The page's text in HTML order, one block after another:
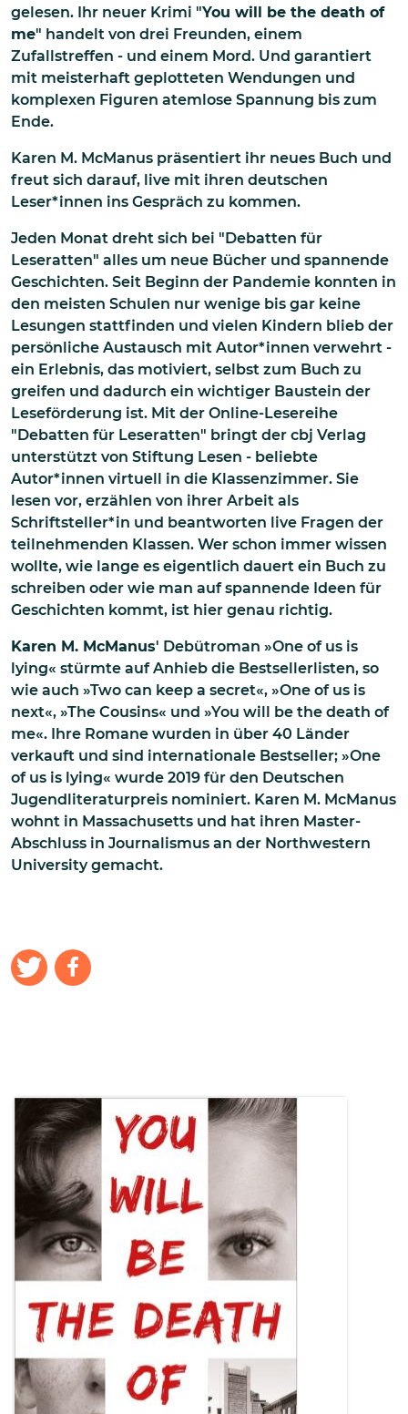
gelesen. Ihr neuer Krimi "You will be the death of
me" handelt von drei Freunden, einem
Zufallstreffen - und einem Mord. Und garantiert
mit meisterhaft geplotteten Wendungen und
komplexen Figuren atemlose Spannung bis zum
Ende.
Karen M. McManus präsentiert ihr neues Buch und
freut sich darauf, live mit ihren deutschen
Leser*innen ins Gespräch zu kommen.
Jeden Monat dreht sich bei "Debatten für
Leseratten" alles um neue Bücher und spannende
Geschichten. Seit Beginn der Pandemie konnten in
den meisten Schulen nur wenige bis gar keine
Lesungen stattfinden und vielen Kindern blieb der
persönliche Austausch mit Autor*innen verwehrt -
ein Erlebnis, das motiviert, selbst zum Buch zu
greifen und dadurch ein wichtiger Baustein der
Leseförderung ist. Mit der Online-Lesereihe
"Debatten für Leseratten" bringt der cbj Verlag
unterstützt von Stiftung Lesen - beliebte
Autor*innen virtuell in die Klassenzimmer. Sie
lesen vor, erzählen von ihrer Arbeit als
Schriftsteller*in und beantworten live Fragen der
teilnehmenden Klassen. Wer schon immer wissen
wollte, wie lange es eigentlich dauert ein Buch zu
schreiben oder wie man auf spannende Ideen für
Geschichten kommt, ist hier genau richtig.
Karen M. McManus' Debütroman »One of us is
lying« stürmte auf Anhieb die Bestsellerlisten, so
wie auch »Two can keep a secret«, »One of us is
next«, »The Cousins« und »You will be the death of
me«. Ihre Romane wurden in über 40 Länder
verkauft und sind internationale Bestseller; »One
of us is lying« wurde 2019 für den Deutschen
Jugendliteraturpreis nominiert. Karen M. McManus
wohnt in Massachusetts und hat ihren Master-
Abschluss in Journalismus an der Northwestern
University gemacht.